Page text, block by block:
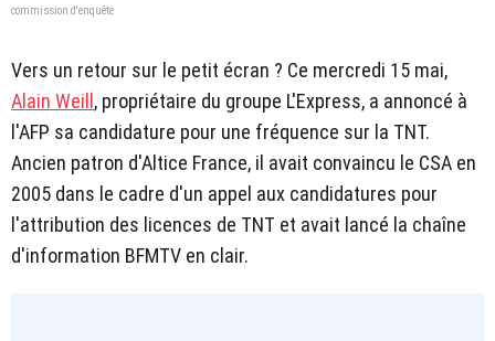
commission d'enquête
Vers un retour sur le petit écran ? Ce mercredi 15 mai,
Alain Weill, propriétaire du groupe L'Express, a annoncé à
l'AFP sa candidature pour une fréquence sur la TNT.
Ancien patron d'Altice France, il avait convaincu le CSA en
2005 dans le cadre d'un appel aux candidatures pour
l'attribution des licences de TNT et avait lancé la chaîne
d'information BFMTV en clair.